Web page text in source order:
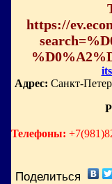
https://
Адрес: Санкт-
Телефоны:
Поделиться